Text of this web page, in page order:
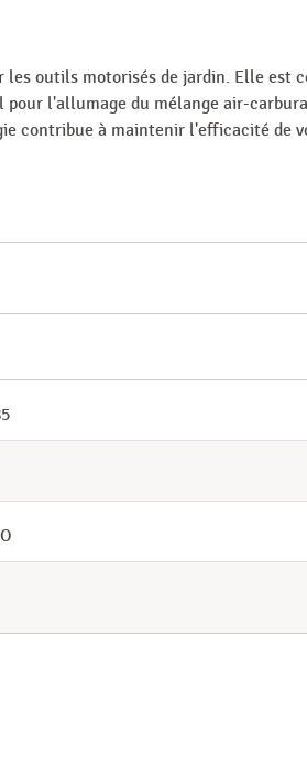
outils motorisés de jardin. Elle est
l'allumage du mélange air-
contribue à maintenir l'efficacité de